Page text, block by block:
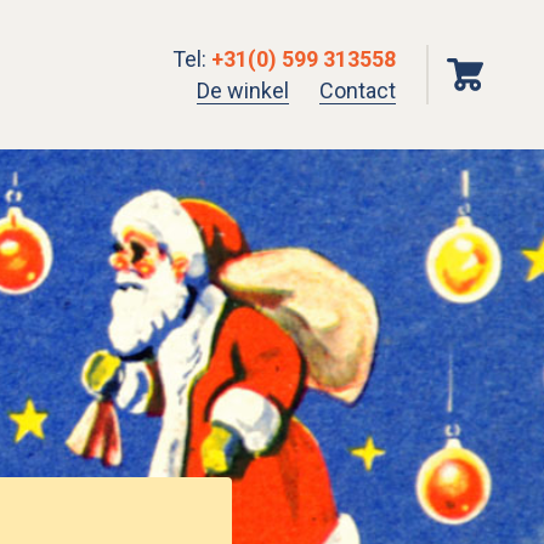
Tel: +31(0) 599 313558
De winkel
Contact